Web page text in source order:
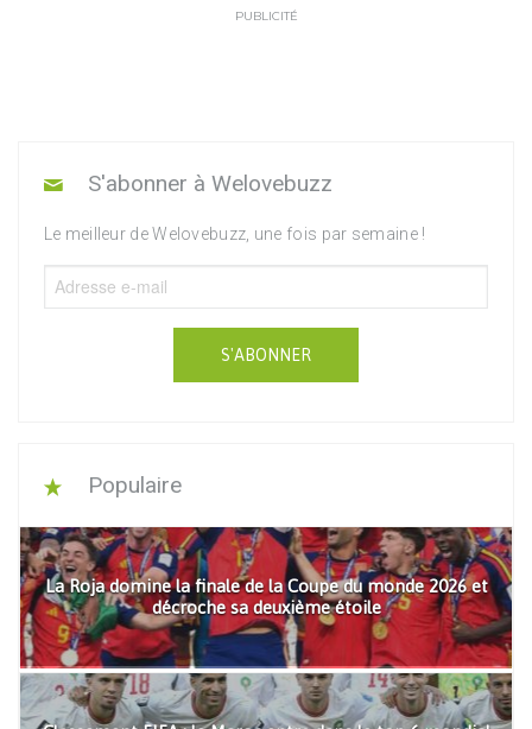
PUBLICITÉ
S'abonner à Welovebuzz
Le meilleur de Welovebuzz, une fois par semaine !
S'ABONNER
Populaire
La Roja domine la finale de la Coupe du monde 2026 et
décroche sa deuxième étoile